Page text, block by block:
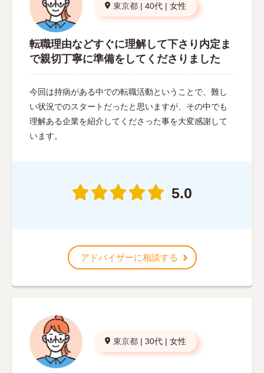
東京都 | 40代 | 女性
転職理由などすぐに理解して下さり内定ま
で親切丁寧に準備をしてくださりました
今回は持病がある中での転職活動ということで、難し
い状況でのスタートだったと思いますが、その中でも
理解ある企業を紹介してくださった事を大変感謝して
います。
5.0
アドバイザーに相談する
東京都 | 30代 | 女性